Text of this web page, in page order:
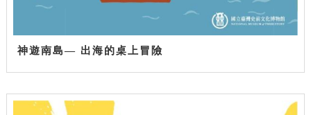
神遊南島— 出海的桌上冒險